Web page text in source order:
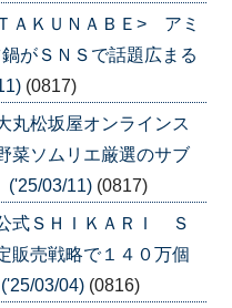
ＡＫＵＮＡＢＥ> アミ
がＳＮＳで話題広まる
(0817)
丸松坂屋オンラインス
菜ソムリエ厳選のサブ
('25/03/11) (0817)
式ＳＨＩＫＡＲＩ Ｓ
販売戦略で１４０万個
03/04) (0816)